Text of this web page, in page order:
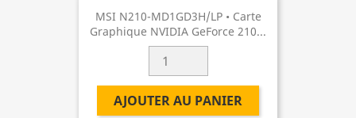
MSI N210-MD1GD3H/LP • Carte
Graphique NVIDIA GeForce 210...
AJOUTER AU PANIER